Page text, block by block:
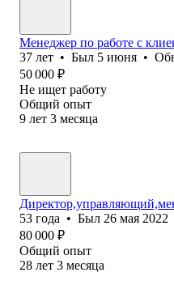
Менеджер по работе с
37 лет • Был 5 июня •
50 000 ₽
Не ищет работу
Общий опыт
9 лет 3 месяца
53 года • Был 26 мая 2022
80 000 ₽
Общий опыт
28 лет 3 месяца